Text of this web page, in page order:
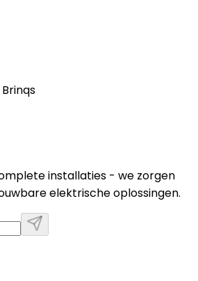
installaties - we zorgen
elektrische oplossingen.